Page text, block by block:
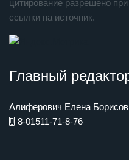
цитирование разрешено
ссылки на источник.
Главный
Алиферович Елена
8-01511-71-8-76